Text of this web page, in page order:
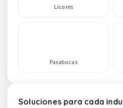
Licores
Pasabocas
Soluciones para cada